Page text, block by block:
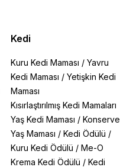
Kedi
Kuru Kedi Maması / Yavru
Kedi Maması / Yetişkin Kedi
Maması
Kısırlaştırılmış Kedi Mamaları
Yaş Kedi Maması / Konserve
Yaş Maması / Kedi Ödülü /
Kuru Kedi Ödülü / Me-O
Krema Kedi Ödülü / Kedi